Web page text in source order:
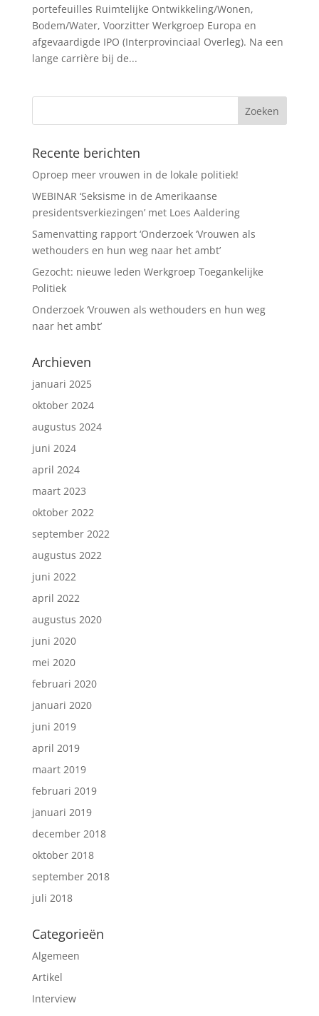
portefeuilles Ruimtelijke Ontwikkeling/Wonen,
Bodem/Water, Voorzitter Werkgroep Europa en
afgevaardigde IPO (Interprovinciaal Overleg). Na een
lange carrière bij de...
Recente berichten
Oproep meer vrouwen in de lokale politiek!
WEBINAR ‘Seksisme in de Amerikaanse
presidentsverkiezingen’ met Loes Aaldering
Samenvatting rapport ‘Onderzoek ‘Vrouwen als
wethouders en hun weg naar het ambt’
Gezocht: nieuwe leden Werkgroep Toegankelijke
Politiek
Onderzoek ‘Vrouwen als wethouders en hun weg
naar het ambt’
Archieven
januari 2025
oktober 2024
augustus 2024
juni 2024
april 2024
maart 2023
oktober 2022
september 2022
augustus 2022
juni 2022
april 2022
augustus 2020
juni 2020
mei 2020
februari 2020
januari 2020
juni 2019
april 2019
maart 2019
februari 2019
januari 2019
december 2018
oktober 2018
september 2018
juli 2018
Categorieën
Algemeen
Artikel
Interview